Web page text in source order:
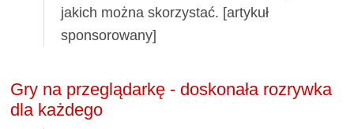
jakich można skorzystać. [artykuł
sponsorowany]
Gry na przeglądarkę - doskonała rozrywka
dla każdego